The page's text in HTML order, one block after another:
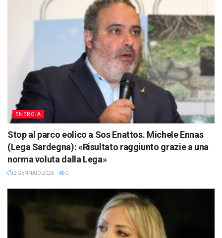
ENERGIA
Stop al parco eolico a Sos Enattos. Michele Ennas
(Lega Sardegna): «Risultato raggiunto grazie a una
norma voluta dalla Lega»
2 GENNAIO 2026 0